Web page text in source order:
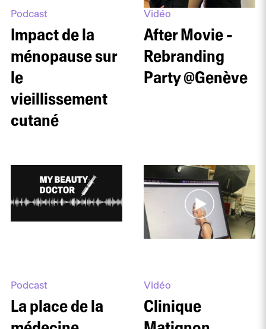
Podcast
Impact de la
ménopause sur
le
vieillissement
cutané
Vidéo
After Movie -
Rebranding
Party @Genève
Podcast
La place de la
Vidéo
Clinique